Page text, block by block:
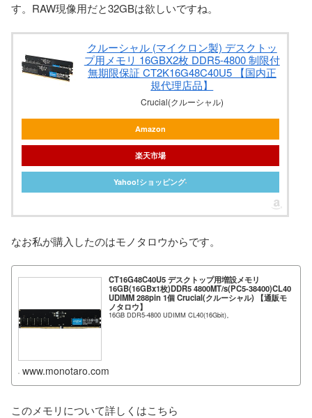
す。RAW現像用だと32GBは欲しいですね。
クルーシャル (マイクロン製) デスクトッ
プ用メモリ 16GBX2枚 DDR5-4800 制限付
無期限保証 CT2K16G48C40U5 【国内正
規代理店品】
Crucial(クルーシャル)
Amazon
楽天市場
Yahoo!ショッピング
なお私が購入したのはモノタロウからです。
CT16G48C40U5 デスクトップ用増設メモリ
16GB(16GBx1枚)DDR5 4800MT/s(PC5-38400)CL40
UDIMM 288pin 1個 Crucial(クルーシャル) 【通販モ
ノタロウ】
16GB DDR5-4800 UDIMM CL40(16Gbit)。
www.monotaro.com
このメモリについて詳しくはこちら